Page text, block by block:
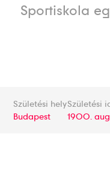
Sportiskola
Születési hely
Budapest
Születési
1900.